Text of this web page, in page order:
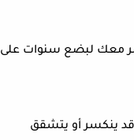
معك لبضع سنوات على
قد ينكسر أو يتشقق